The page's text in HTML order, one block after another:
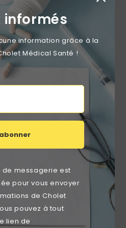
informés
information grâce à la
Médical Santé !
messagerie est
pour vous envoyer
de Cholet
pouvez à tout
lien de
Medicafarm 1litre
1,78 €